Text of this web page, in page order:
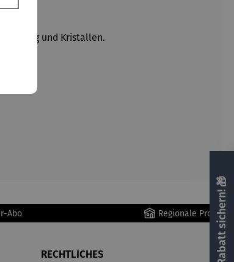
und Kristallen.
Abo Regionale Produkte
RECHTLICHES 🎁 Rabatt sichern! 🎁